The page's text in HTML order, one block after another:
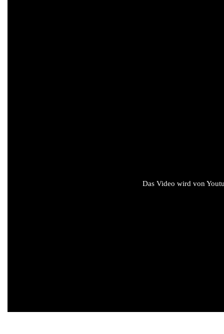
Das Video wird von